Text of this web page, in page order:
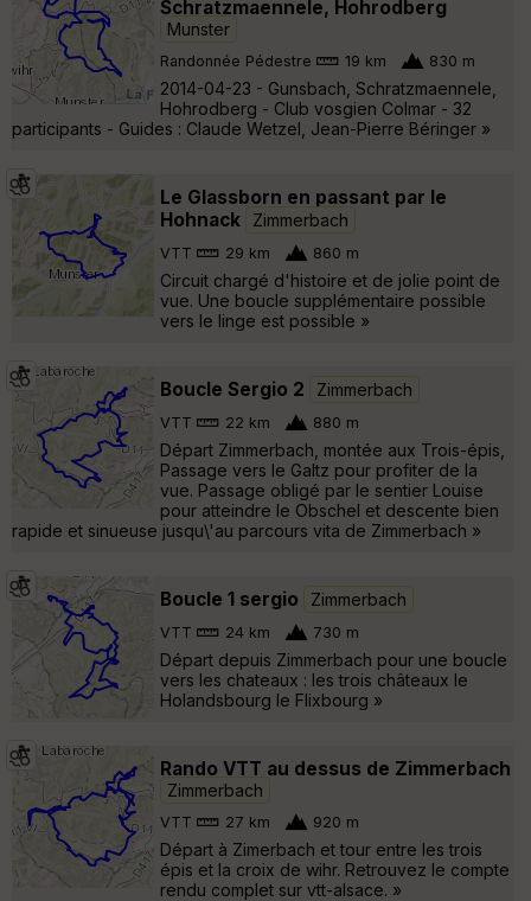
Schratzmaennele, Hohrodberg
Munster
Randonnée Pédestre 19 km 830 m
2014-04-23 - Gunsbach, Schratzmaennele,
Hohrodberg - Club vosgien Colmar - 32
participants - Guides : Claude Wetzel, Jean-Pierre Béringer »
Le Glassborn en passant par le
Hohnack
Zimmerbach
VTT 29 km 860 m
Circuit chargé d'histoire et de jolie point de
vue. Une boucle supplémentaire possible
vers le linge est possible »
Boucle Sergio 2 Zimmerbach
VTT 22 km 880 m
Départ Zimmerbach, montée aux Trois-épis,
Passage vers le Galtz pour profiter de la
vue. Passage obligé par le sentier Louise
pour atteindre le Obschel et descente bien
rapide et sinueuse jusqu\'au parcours vita de Zimmerbach »
Boucle 1 sergio Zimmerbach
VTT 24 km 730 m
Départ depuis Zimmerbach pour une boucle
vers les chateaux : les trois châteaux le
Holandsbourg le Flixbourg »
Rando VTT au dessus de Zimmerbach
Zimmerbach
VTT 27 km 920 m
Départ à Zimerbach et tour entre les trois
épis et la croix de wihr. Retrouvez le compte
rendu complet sur vtt-alsace. »